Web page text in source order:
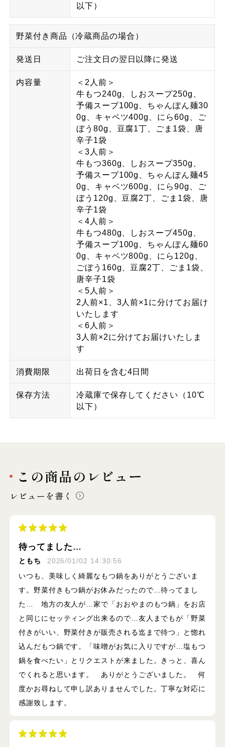
以下）
野菜付き商品（冷蔵商品の場合）
発送日 ご注文日の翌日以降に発送
内容量
＜2人前＞
牛もつ240g、しおスープ250g、
予備スープ100g、ちゃんぽん麺30
0g、キャベツ400g、にら60g、ご
ぼう80g、豆腐1丁、ごま1袋、唐
辛子1袋
＜3人前＞
牛もつ360g、しおスープ350g、
予備スープ100g、ちゃんぽん麺45
0g、キャベツ600g、にら90g、ご
ぼう120g、豆腐2丁、ごま1袋、唐
辛子1袋
＜4人前＞
牛もつ480g、しおスープ450g、
予備スープ100g、ちゃんぽん麺60
0g、キャベツ800g、にら120g、
ごぼう160g、豆腐2丁、ごま1袋、
唐辛子1袋
＜5人前＞
2人前×1、3人前×1に分けてお届け
いたします
＜6人前＞
3人前×2に分けてお届けいたしま
す
消費期限 出荷日を含む4日間
保存方法
冷蔵庫で保存してください（10℃
以下）
この商品のレビュー
レビューを書く
待ってました…
ともち
2026/01/02 14:30:56
いつも、美味しく綺麗なもつ鍋をありがとうございま
す。野菜付きもつ鍋がお休みだったので…待ってまし
た… 地方の友人が…家で「おおやまのもつ鍋」をお店
と同じにセッティング出来るので…友人までもが「野菜
付きがいい、野菜付きが販売される迄まで待つ」と惚れ
込んだもつ鍋です。「味噌がお気に入りですが…塩もつ
鍋を食べたい」とリクエストが来ました。きっと、喜ん
でくれると思います。 ありがとうございました。 何
度かお尋ねして申し訳ありませんでした。丁寧な対応に
感謝致します。